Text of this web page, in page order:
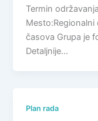
Termin
časova Grupa je
Detaljnije…
Plan rada